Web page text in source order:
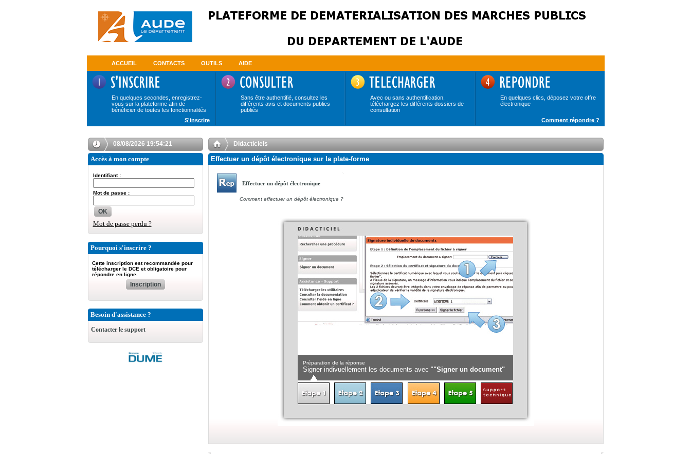
ACCUEIL CONTACTS OUTILS AIDE
En quelques secondes, enregistrez-
vous sur la plateforme afin de
bénéficier de toutes les fonctionnalités
Sans être authentifié, consultez les
différents avis et documents publics
publiés
Avec ou sans authentification,
téléchargez les différents dossiers de
consultation
En quelques clics, déposez votre offre
électronique
S'inscrire Comment répondre ?
08/08/2026 19:54:21
Accès à mon compte
Identifiant :
Mot de passe :
OK
Mot de passe perdu ?
Pourquoi s'inscrire ?
Cette inscription est recommandée pour
télécharger le DCE et obligatoire pour
répondre en ligne.
Inscription
Besoin d'assistance ?
Contacter le support
Didacticiels
Effectuer un dépôt électronique sur la plate-forme
Effectuer un dépôt électronique
Comment effectuer un dépôt électronique ?
Préparation de la réponse
Signer indivuellement les documents avec ""Signer un document"